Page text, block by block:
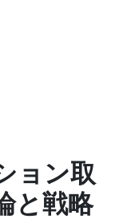
ョン取
と戦略